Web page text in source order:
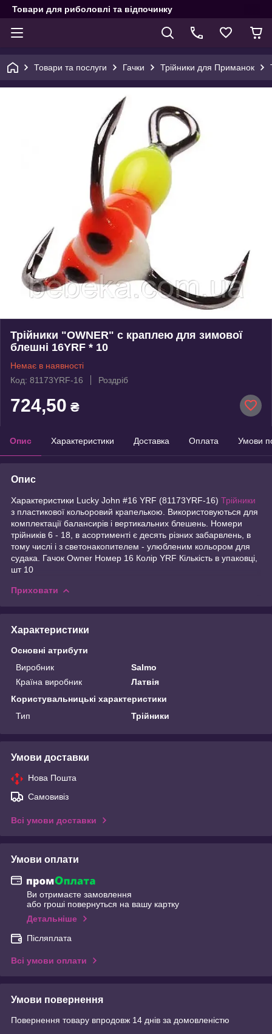
Товари для риболовлі та відпочинку
Товари та послуги Гачки Трійники для Приманок
Трійники "OWNER" c краплею для зимової
блешні 16YRF * 10
Немає в наявності
Код: 81173YRF-16
Роздріб
724,50 ₴
Опис Характеристики Доставка Оплата Умови
Опис
Характеристики Lucky John #16 YRF (81173YRF-16) Трійники
з пластикової кольоровий крапелькою. Використовуються для
комплектації балансирів і вертикальних блешень. Номери
трійників 6 - 18, в асортименті є десять різних забарвлень, в
тому числі і з светонакопителем - улюбленим кольором для
судака. Гачок Owner Номер 16 Колір YRF Кількість в упаковці,
шт 10
Приховати
Характеристики
Основні атрибути
Виробник
Salmo
Країна виробник
Латвія
Користувальницькі характеристики
Тип
Трійники
Умови доставки
Нова Пошта
Самовивіз
Всі умови доставки
Умови оплати
Ви отримаєте замовлення
або гроші повернуться на вашу картку
Детальніше
Післяплата
Всі умови оплати
Умови повернення
Повернення товару впродовж 14 днів за домовленістю